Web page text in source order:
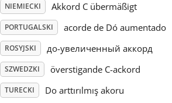
Українська
简体中文
繁體中文
NIEMIECKI Akkord C übermäßigt
PORTUGALSKI acorde de Dó aumentado
ROSYJSKI до-увеличенный аккорд
SZWEDZKI överstigande C-ackord
TURECKI Do arttırılmış akoru